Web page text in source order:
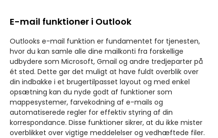
E-mail funktioner i Outlook
Outlooks e-mail funktion er fundamentet for tjenesten,
hvor du kan samle alle dine mailkonti fra forskellige
udbydere som Microsoft, Gmail og andre tredjeparter på
ét sted. Dette gør det muligt at have fuldt overblik over
din indbakke i et brugertilpasset layout og med enkel
opsætning kan du nyde godt af funktioner som
mappesystemer, farvekodning af e-mails og
automatiserede regler for effektiv styring af din
korrespondance. Disse funktioner sikrer, at du ikke mister
overblikket over vigtige meddelelser og vedhæftede filer.